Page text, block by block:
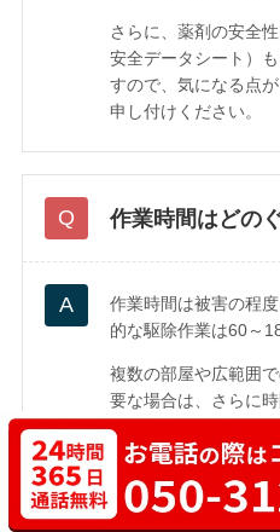
さらに、薬剤の安全
安全データシート）
すので、気になる点
申し付けください。
作業時間はどの
作業時間は被害の程
的な駆除作業は60～
複数の部屋や広範囲
要な場合は、さらに
す。無料の現地調査
内いたします。